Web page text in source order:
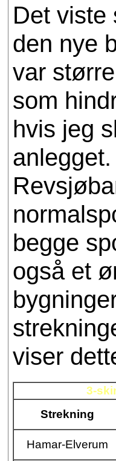
Det
den nye
var
som
hvis jeg
begge
også et
viser
3-
Strekning
Hamar-Elverum